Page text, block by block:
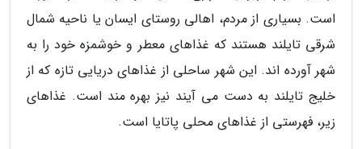
است. بسیاری از مردم، اهالی روستای ایسان یا ناحیه شمال
شرقی تایلند هستند که غذاهای معطر و خوشمزه خود را به
شهر آورده اند. این شهر ساحلی از غذاهای دریایی تازه که از
خلیج تایلند به دست می آیند نیز بهره مند است. غذاهای
زیر، فهرستی از غذاهای محلی پاتایا است.